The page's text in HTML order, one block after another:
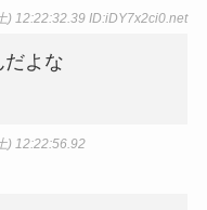
) 12:22:32.39 ID:iDY7x2ci0.net
だよな
) 12:22:56.92